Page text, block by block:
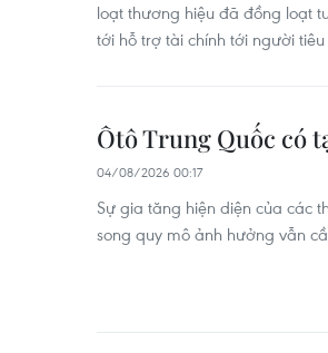
loạt thương hiệu đã đồng loạt
tới hỗ trợ tài chính tới người
Ôtô Trung Quốc có
04/08/2026 00:17
Sự gia tăng hiện diện của các
song quy mô ảnh hưởng vẫn